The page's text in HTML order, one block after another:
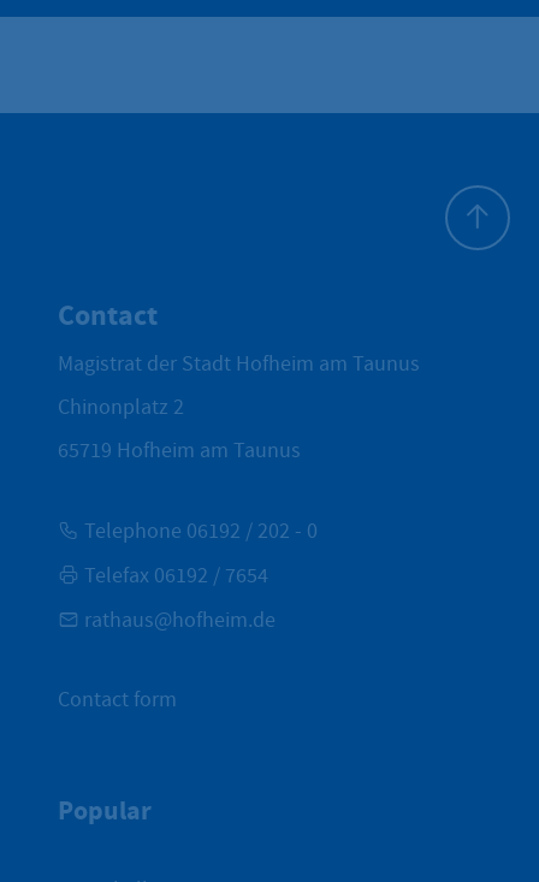
Contact
Magistrat der Stadt Hofheim am Taunus
Chinonplatz 2
65719 Hofheim am Taunus
Telephone 06192 / 202 - 0
Telefax 06192 / 7654
rathaus@hofheim.de
Contact form
Popular